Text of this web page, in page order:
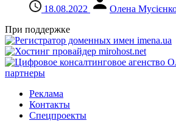
18.08.2022
Олена
При поддержке
Реклама
Контакты
Спецпроекты